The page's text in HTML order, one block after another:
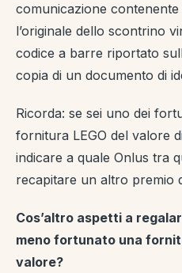
comunicazione
l’originale dello scontrino
codice a barre riportato
copia di un documento di
Ricorda: se sei uno dei
fornitura LEGO del valore
indicare a quale Onlus tra
recapitare un altro premio
Cos’altro aspetti a
meno fortunato una
valore?